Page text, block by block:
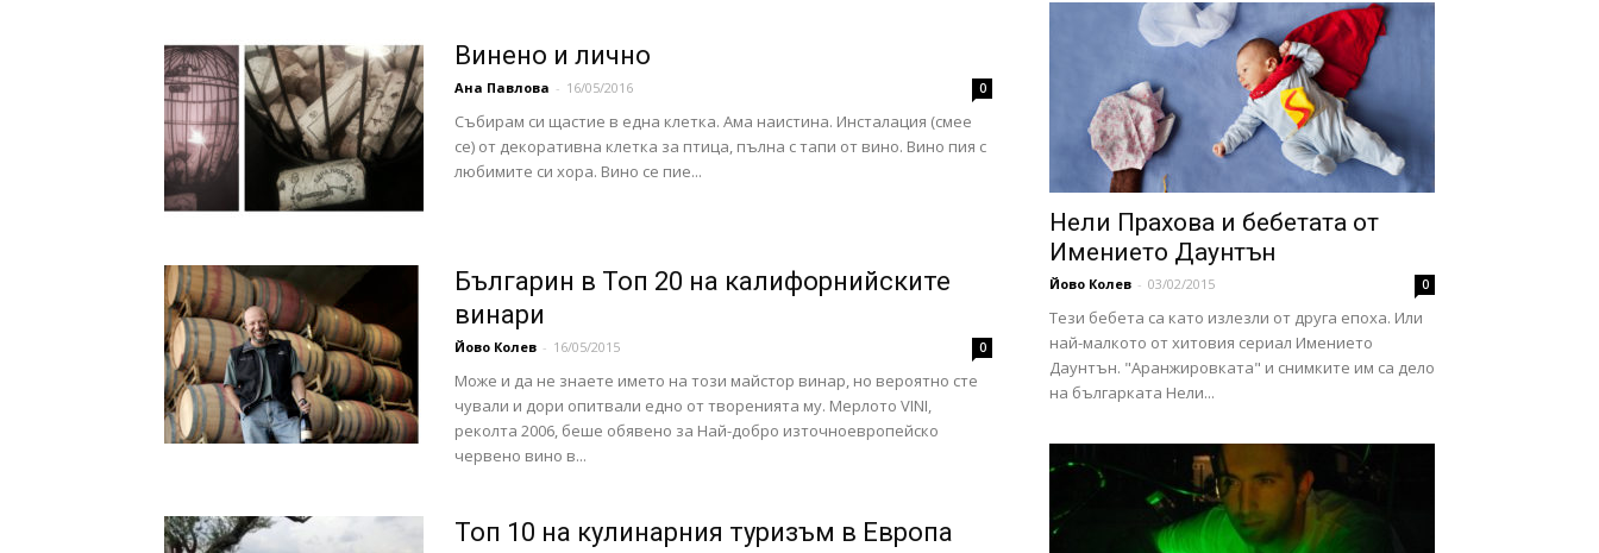
Винено и лично
Ана Павлова - 16/05/2016 0
Събирам си щастие в една клетка. Ама наистина. Инсталация (смее
се) от декоративна клетка за птица, пълна с тапи от вино. Вино пия с
любимите си хора. Вино се пие...
Българин в Топ 20 на калифорнийските
винари
Йово Колев - 16/05/2015 0
Може и да не знаете името на този майстор винар, но вероятно сте
чували и дори опитвали едно от творенията му. Мерлото VINI,
реколта 2006, беше обявено за Най-добро източноевропейско
червено вино в...
Топ 10 на кулинарния туризъм в Европа
Нели Прахова и бебетата от
Имението Даунтън
Йово Колев - 03/02/2015 0
Тези бебета са като излезли от друга епоха. Или
най-малкото от хитовия сериал Имението
Даунтън. "Аранжировката" и снимките им са дело
на българката Нели...